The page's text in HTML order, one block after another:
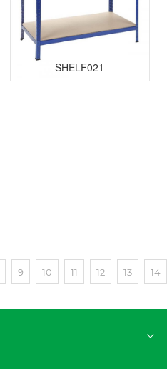
SHELF021
9 10 11 12 13 14